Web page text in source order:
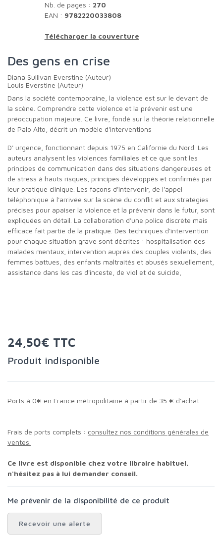
Nb. de pages : 270
EAN : 9782220033808
Télécharger la couverture
Des gens en crise
Diana Sullivan Everstine (Auteur)
Louis Everstine (Auteur)
Dans la société contemporaine, la violence est sur le devant de
la scène. Comprendre cette violence et la prévenir est une
préoccupation majeure. Ce livre, fondé sur la théorie relationnelle
de Palo Alto, décrit un modèle d'interventions
d' urgence, fonctionnant depuis 1975 en Californie du Nord. Les
auteurs analysent les violences familiales et ce que sont les
principes de communication dans des situations dangereuses et
de stress à hauts risques, principes développés et confirmés par
leur pratique clinique. Les façons d'intervenir, de l'appel
téléphonique à l'arrivée sur la scène du conflit et aux stratégies
précises pour apaiser la violence et la prévenir dans le futur, sont
expliquées en détail. La collaboration d'une police discrète mais
efficace fait partie de la pratique. Des techniques d'intervention
pour chaque situation grave sont décrites : hospitalisation des
malades mentaux, intervention auprès des couples violents, des
femmes battues, des enfants maltraités et abusés sexuellement,
assistance dans les cas d'inceste, de viol et de suicide,
24,50€ TTC
Produit indisponible
Ports à 0€ en France métropolitaine à partir de 35 € d'achat.
Frais de ports complets : consultez nos conditions générales de
ventes.
Ce livre est disponible chez votre libraire habituel,
n'hésitez pas à lui demander conseil.
Me prévenir de la disponibilité de ce produit
Recevoir une alerte